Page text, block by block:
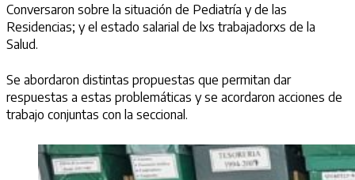
Conversaron sobre la situación de Pediatría y de las
Residencias; y el estado salarial de lxs trabajadorxs de la
Salud.
Se abordaron distintas propuestas que permitan dar
respuestas a estas problemáticas y se acordaron acciones de
trabajo conjuntas con la seccional.